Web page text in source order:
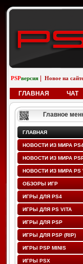
PSPверсия Новое на
ГЛАВНАЯ ЧАТ
Главное
ГЛАВНАЯ
НОВОСТИ ИЗ МИРА
НОВОСТИ ИЗ МИРА
НОВОСТИ ИЗ МИРА PS
ОБЗОРЫ ИГР
ИГРЫ ДЛЯ PS4
ИГРЫ ДЛЯ PS VITA
ИГРЫ ДЛЯ PSP
ИГРЫ ДЛЯ PSP (RIP)
ИГРЫ PSP MINIS
ИГРЫ PSX